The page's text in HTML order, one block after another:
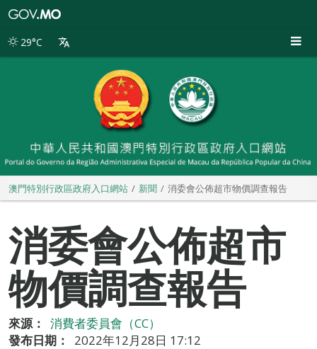
別
29°C
澳門特別行政區政府入口網站 新聞 消委會公佈超市物價調查報告
消委會公佈超市
物價調查報告
來源：
消費者委員會（CC）
發布日期：
2022年12月28日 17:12